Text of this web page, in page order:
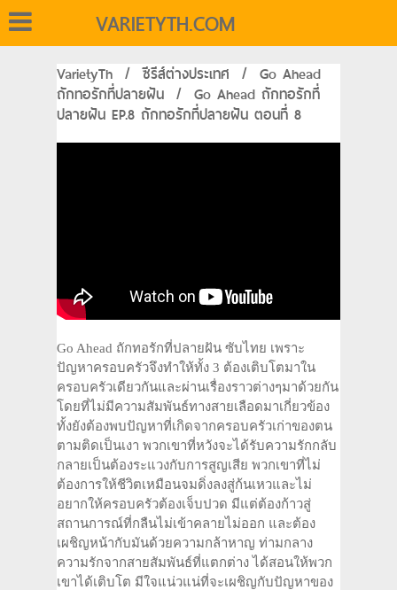
VARIETYTH.COM
VarietyTh / ซีรีส์ต่างประเทศ / Go Ahead
ถักทอรักที่ปลายฝัน / Go Ahead ถักทอรักที่
ปลายฝัน EP.8 ถักทอรักที่ปลายฝัน ตอนที่ 8
Go Ahead ถักทอรักที่ปลายฝัน ซับไทย เพราะ
ปัญหาครอบครัวจึงทำให้ทั้ง 3 ต้องเติบโตมาใน
ครอบครัวเดียวกันและผ่านเรื่องราวต่างๆมาด้วยกัน
โดยที่ไม่มีความสัมพันธ์ทางสายเลือดมาเกี่ยวข้อง
ทั้งยังต้องพบปัญหาที่เกิดจากครอบครัวเก่าของตน
ตามติดเป็นเงา พวกเขาที่หวังจะได้รับความรักกลับ
กลายเป็นต้องระแวงกับการสูญเสีย พวกเขาที่ไม่
ต้องการให้ชีวิตเหมือนจมดิ่งลงสู่ก้นเหวและไม่
อยากให้ครอบครัวต้องเจ็บปวด มีแต่ต้องก้าวสู่
สถานการณ์ที่กลืนไม่เข้าคลายไม่ออก และต้อง
เผชิญหน้ากับมันด้วยความกล้าหาญ ท่ามกลาง
ความรักจากสายสัมพันธ์ที่แตกต่าง ได้สอนให้พวก
เขาได้เติบโต มีใจแน่วแน่ที่จะเผชิญกับปัญหาของ